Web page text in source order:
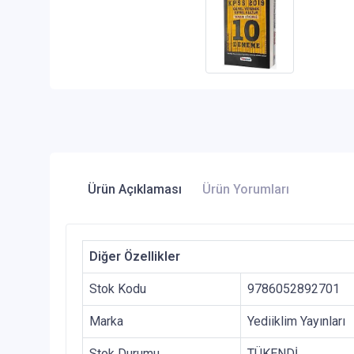
Ürün Açıklaması Ürün Yorumları
Diğer Özellikler
Stok Kodu 9786052892701
Marka Yediiklim Yayınları